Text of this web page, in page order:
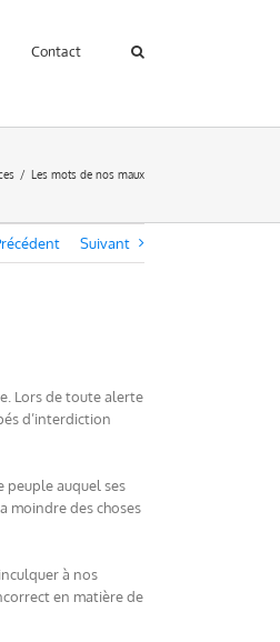
Contact
Les mots de nos maux
Suivant
Lors de toute alerte
d’interdiction
peuple auquel ses
moindre des choses
à nos
en matière de